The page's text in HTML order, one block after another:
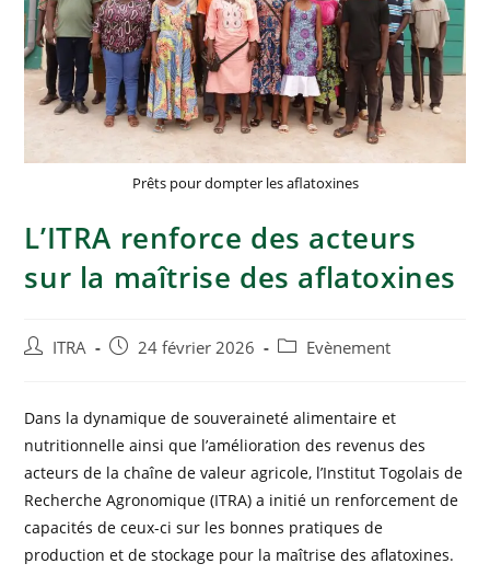
Prêts pour dompter les aflatoxines
L’ITRA renforce des acteurs
sur la maîtrise des aflatoxines
ITRA 24 février 2026 Evènement
Dans la dynamique de souveraineté alimentaire et
nutritionnelle ainsi que l’amélioration des revenus des
acteurs de la chaîne de valeur agricole, l’Institut Togolais de
Recherche Agronomique (ITRA) a initié un renforcement de
capacités de ceux-ci sur les bonnes pratiques de
production et de stockage pour la maîtrise des aflatoxines.